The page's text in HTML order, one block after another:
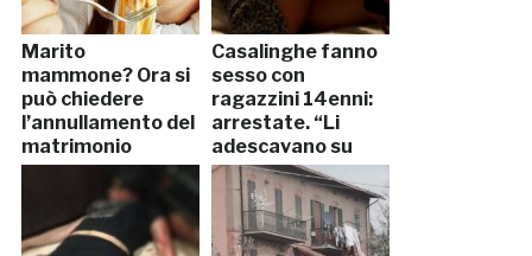
Marito
mammone? Ora si
può chiedere
l’annullamento del
matrimonio
Casalinghe fanno
sesso con
ragazzini 14enni:
arrestate. “Li
adescavano su
Facebook”